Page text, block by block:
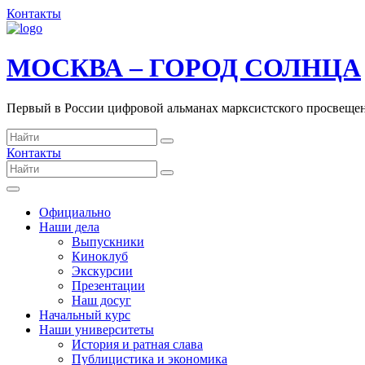
Контакты
МОСКВА – ГОРОД СОЛНЦА
Первый в России цифровой альманах марксистского
Контакты
Официально
Наши дела
Выпускники
Киноклуб
Экскурсии
Презентации
Наш досуг
Начальный курс
Наши университеты
История и ратная слава
Публицистика и экономика